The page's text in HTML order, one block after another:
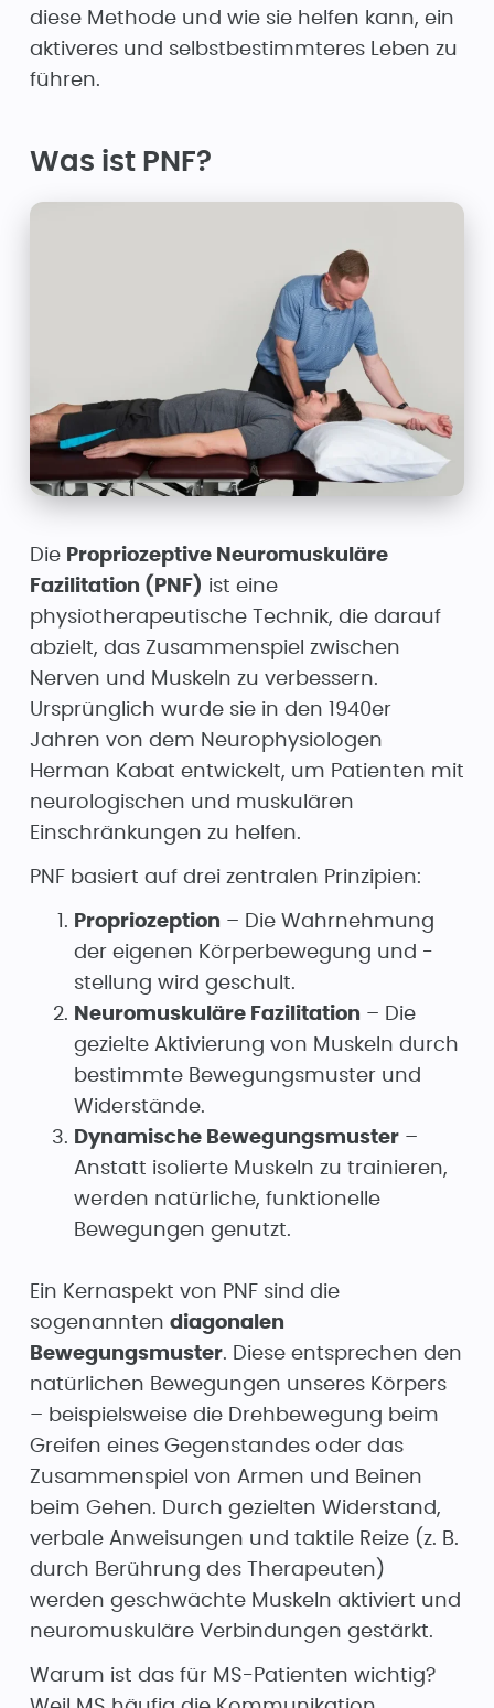
diese Methode und wie sie helfen kann, ein
aktiveres und selbstbestimmteres Leben zu
führen.
Was ist PNF?
Die Propriozeptive Neuromuskuläre
Fazilitation (PNF) ist eine
physiotherapeutische Technik, die darauf
abzielt, das Zusammenspiel zwischen
Nerven und Muskeln zu verbessern.
Ursprünglich wurde sie in den 1940er
Jahren von dem Neurophysiologen
Herman Kabat entwickelt, um Patienten mit
neurologischen und muskulären
Einschränkungen zu helfen.
PNF basiert auf drei zentralen Prinzipien:
Propriozeption – Die Wahrnehmung
der eigenen Körperbewegung und -
stellung wird geschult.
Neuromuskuläre Fazilitation – Die
gezielte Aktivierung von Muskeln durch
bestimmte Bewegungsmuster und
Widerstände.
Dynamische Bewegungsmuster–
Anstatt isolierte Muskeln zu trainieren,
werden natürliche, funktionelle
Bewegungen genutzt.
Ein Kernaspekt von PNF sind die
sogenannten diagonalen
Bewegungsmuster. Diese entsprechen den
natürlichen Bewegungen unseres Körpers
– beispielsweise die Drehbewegung beim
Greifen eines Gegenstandes oder das
Zusammenspiel von Armen und Beinen
beim Gehen. Durch gezielten Widerstand,
verbale Anweisungen und taktile Reize (z. B.
durch Berührung des Therapeuten)
werden geschwächte Muskeln aktiviert und
neuromuskuläre Verbindungen gestärkt.
Warum ist das für MS-Patienten wichtig?